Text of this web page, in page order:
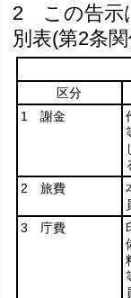
2
この告示
別表(第2条
区分
1 謝金
2 旅費
3 庁費